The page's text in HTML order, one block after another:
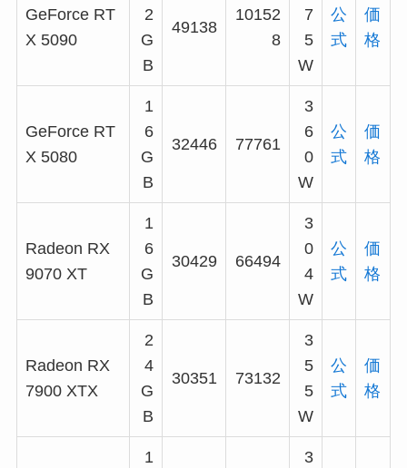
GeForce RT
X 5090
2
G
B
49138
10152
8
7
5
W
公
式
価
格
GeForce RT
X 5080
1
6
G
B
32446 77761
3
6
0
W
公
式
価
格
Radeon RX
9070 XT
1
6
G
B
30429 66494
3
0
4
W
公
式
価
格
Radeon RX
7900 XTX
2
4
G
B
30351 73132
3
5
5
W
公
式
価
格
1
3